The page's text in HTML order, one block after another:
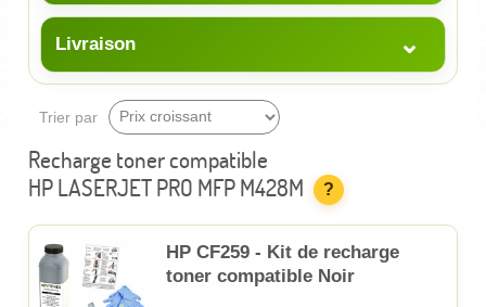
Livraison ⌄
Trier par
Recharge toner compatible
HP LASERJET PRO MFP M428M
?
HP CF259 - Kit de recharge
toner compatible Noir